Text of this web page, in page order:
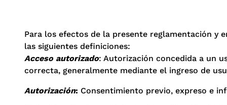
Para los efectos de la presente reglamentación y
las siguientes definiciones:
Acceso autorizado: Autorización concedida a un
correcta, generalmente mediante el ingreso de
Autorización: Consentimiento previo, expreso e